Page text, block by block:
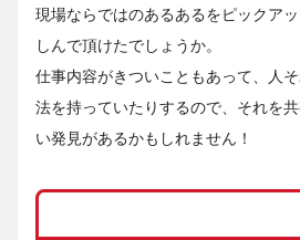
現場ならではのあるあるをピックア
しんで頂けたでしょうか。
仕事内容がきついこともあって、人
法を持っていたりするので、それを
い発見があるかもしれません！